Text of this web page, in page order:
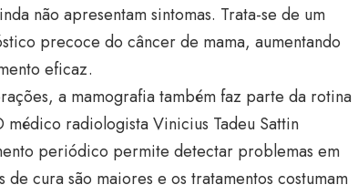
não apresentam sintomas. Trata-se de um
precoce do câncer de mama, aumentando
eficaz.
a mamografia também faz parte da rotina
radiologista Vinicius Tadeu Sattin
periódico permite detectar problemas em
cura são maiores e os tratamentos costumam